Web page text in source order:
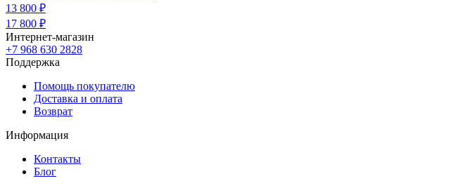
13 800 ₽
17 800 ₽
Интернет-магазин
+7 968 630 2828
Поддержка
Помощь покупателю
Доставка и оплата
Возврат
Информация
Контакты
Блог